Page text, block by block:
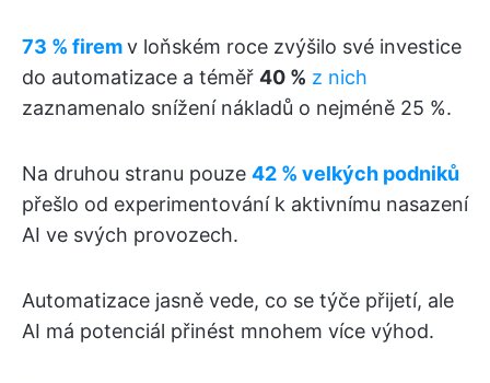
73 % firemv loňském roce zvýšilo své investice
do automatizace a téměř 40 % z nich
zaznamenalo snížení nákladů o nejméně 25 %.
Na druhou stranu pouze 42 % velkých podniků
přešlo od experimentování k aktivnímu nasazení
AI ve svých provozech.
Automatizace jasně vede, co se týče přijetí, ale
AI má potenciál přinést mnohem více výhod.